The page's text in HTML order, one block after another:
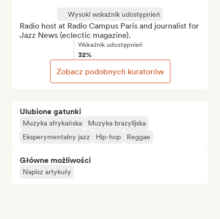
Ulubione gatunki
Muzyka afrykańska
Muzyka brazylijska
Eksperymentalny jazz
Hip-hop Reggae
Główne możliwości
Napisz artykuły
Wysoki wskaźnik udostępnień
Radio host at Radio Campus Paris and journalist for
Jazz News (eclectic magazine).
Wskaźnik udostępnień
32%
Zobacz podobnych kuratorów